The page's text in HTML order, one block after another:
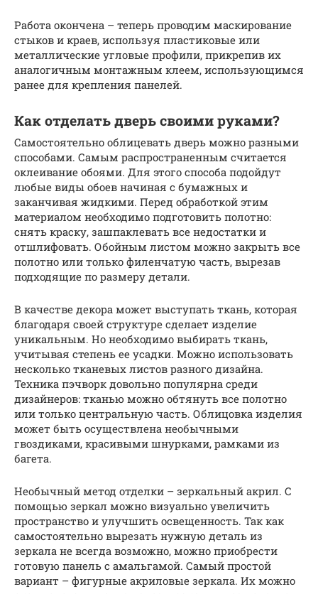
Работа окончена – теперь проводим маскирование
стыков и краев, используя пластиковые или
металлические угловые профили, прикрепив их
аналогичным монтажным клеем, использующимся
ранее для крепления панелей.
Как отделать дверь своими руками?
Самостоятельно облицевать дверь можно разными
способами. Самым распространенным считается
оклеивание обоями. Для этого способа подойдут
любые виды обоев начиная с бумажных и
заканчивая жидкими. Перед обработкой этим
материалом необходимо подготовить полотно:
снять краску, зашпаклевать все недостатки и
отшлифовать. Обойным листом можно закрыть все
полотно или только филенчатую часть, вырезав
подходящие по размеру детали.
В качестве декора может выступать ткань, которая
благодаря своей структуре сделает изделие
уникальным. Но необходимо выбирать ткань,
учитывая степень ее усадки. Можно использовать
несколько тканевых листов разного дизайна.
Техника пэчворк довольно популярна среди
дизайнеров: тканью можно обтянуть все полотно
или только центральную часть. Облицовка изделия
может быть осуществлена необычными
гвоздиками, красивыми шнурками, рамками из
багета.
Необычный метод отделки – зеркальный акрил. С
помощью зеркал можно визуально увеличить
пространство и улучшить освещенность. Так как
самостоятельно вырезать нужную деталь из
зеркала не всегда возможно, можно приобрести
готовую панель с амальгамой. Самый простой
вариант – фигурные акриловые зеркала. Их можно